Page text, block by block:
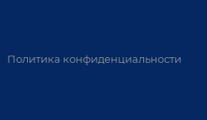
Политика конфиденциальности